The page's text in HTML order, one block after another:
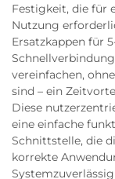
Festigkeit, die für
Nutzung
Ersatzkappen für
vereinfachen,
sind – ein
Diese
eine einfache
Schnittstelle, die
korrekte